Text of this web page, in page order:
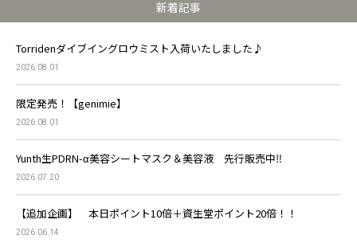
新着記事
Torridenダイブイングロウミスト入荷いたしました♪
2026.08.01
限定発売！【genimie】
2026.08.01
Yunth生PDRN-α美容シートマスク＆美容液 先行販売中‼
2026.07.20
【追加企画】 本日ポイント10倍＋資生堂ポイント20倍！！
2026.06.14